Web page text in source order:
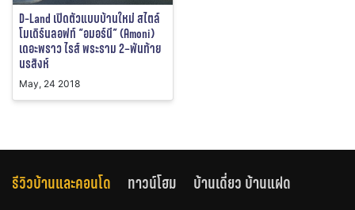
D-Land เปิดตัวแบบบ้านใหม่ สไตล์
โมเดิร์นลอฟท์ “อมอร์นี” (Amoni)
เดอะพราว ไรส์ พระราม 2–พันท้าย
นรสิงห์
May, 24 2018
รีวิวบ้านและคอนโด ทาวน์โฮม
บ้านเดี่ยว บ้านแฝด